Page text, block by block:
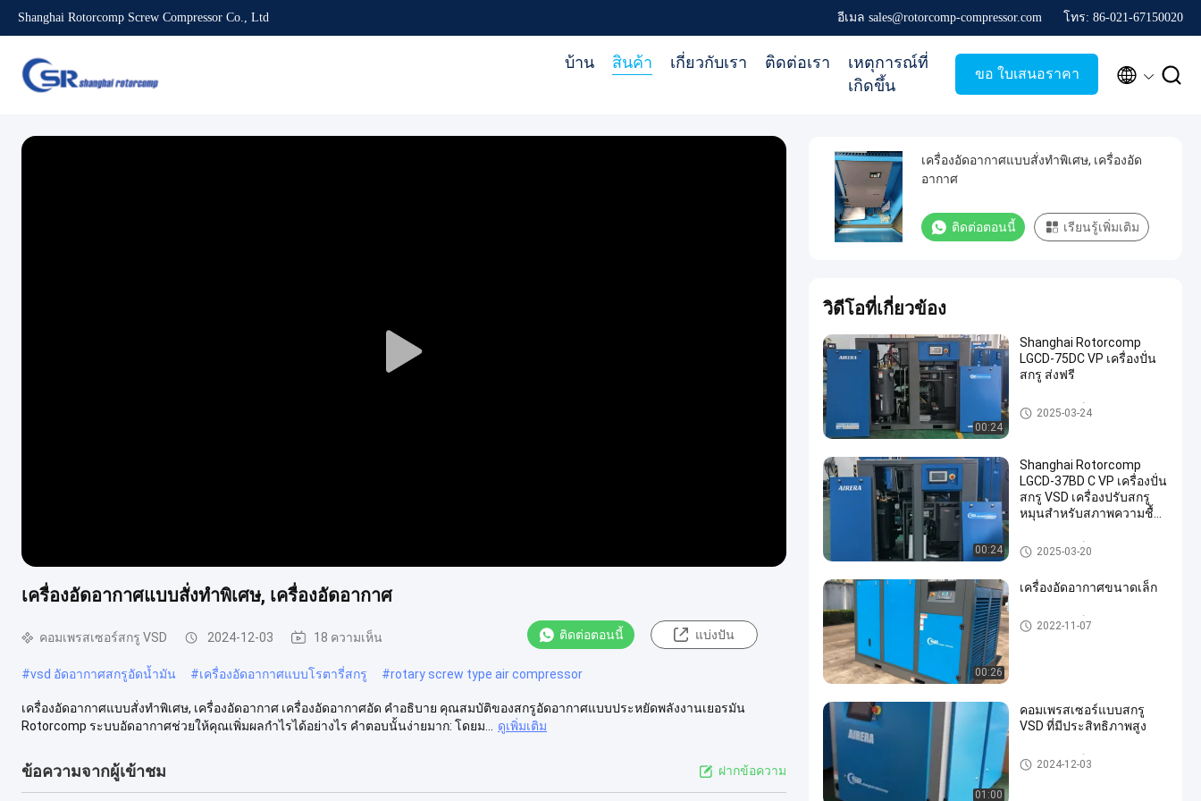
Shanghai Rotorcomp Screw Compressor Co., Ltd อีเมล sales@rotorcomp-compressor.com โทร: 86-021-67150020
บ้าน สินค้า เกี่ยวกับเรา ติดต่อเรา
เหตุการณ์ที่
เกิดขึ้น
ขอ ใบเสนอราคา  
Play
เครื่องอัดอากาศแบบสั่งทำพิเศษ, เครื่องอัดอากาศ
คอมเพรสเซอร์สกรู VSD 2024-12-03 18 ความเห็น ติดต่อตอนนี้ แบ่งปัน
#vsd อัดอากาศสกรูอัดน้ำมัน #เครื่องอัดอากาศแบบโรตารี่สกรู #rotary screw type air compressor
เครื่องอัดอากาศแบบสั่งทำพิเศษ, เครื่องอัดอากาศ เครื่องอัดอากาศอัด คำอธิบาย คุณสมบัติของสกรูอัดอากาศแบบประหยัดพลังงานเยอรมัน
Rotorcomp ระบบอัดอากาศช่วยให้คุณเพิ่มผลกำไรได้อย่างไร คำตอบนั้นง่ายมาก: โดยม...
ดูเพิ่มเติม
ข้อความจากผู้เข้าชม ฝากข้อความ
เครื่องอัดอากาศแบบสั่งทำพิเศษ, เครื่องอัด
อากาศ
ติดต่อตอนนี้ เรียนรู้เพิ่มเติม
วิดีโอที่เกี่ยวข้อง
00:24
Shanghai Rotorcomp
LGCD-75DC VP เครื่องปั่น
สกรู ส่งฟรี
คอมเพรสเซอร์สกรู VSD
2025-03-24
00:24
Shanghai Rotorcomp
LGCD-37BD C VP เครื่องปั่น
สกรู VSD เครื่องปรับสกรู
หมุนสําหรับสภาพความชื้น
คอมเพรสเซอร์สกรู VSD
2025-03-20
00:26
เครื่องอัดอากาศขนาดเล็ก
คอมเพรสเซอร์สกรู VSD
2022-11-07
01:00
คอมเพรสเซอร์แบบสกรู
VSD ที่มีประสิทธิภาพสูง
คอมเพรสเซอร์สกรู VSD
2024-12-03